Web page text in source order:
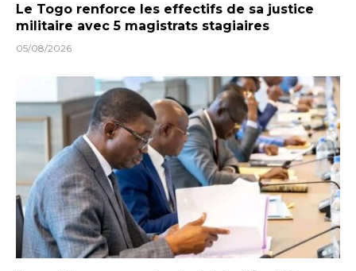
Le Togo renforce les effectifs de sa justice
militaire avec 5 magistrats stagiaires
05/08/2026